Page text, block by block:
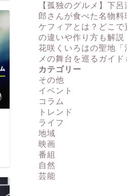
【孤独のグルメ】下
郎さんが食べた名物料
ケフィアとは？どこで
の違いや作り方も解説
花咲くいろはの聖地
メの舞台を巡るガイド
カテゴリー
その他
イベント
コラム
トレンド
ライフ
地域
映画
番組
自然
芸能